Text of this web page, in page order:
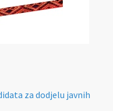
za dodjelu javnih